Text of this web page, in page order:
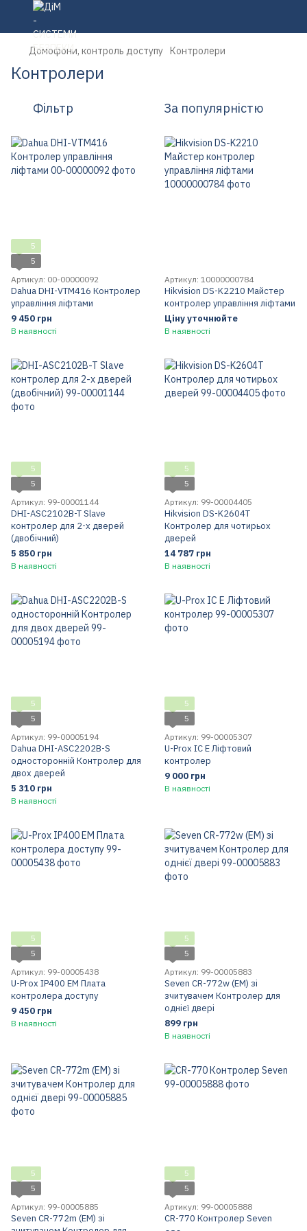
Домофони, контроль доступу Контролери
Контролери
Фільтр За популярністю
5
5
Артикул: 00-00000092
Dahua DHI-VTM416 Контролер
управління ліфтами
9 450 грн
В наявності
Артикул: 10000000784
Hikvision DS-K2210 Майстер
контролер управління ліфтами
Ціну уточнюйте
В наявності
5
5
Артикул: 99-00001144
DHI-ASC2102B-T Slave
контролер для 2-x дверей
(двобічний)
5 850 грн
В наявності
5
5
Артикул: 99-00004405
Hikvision DS-K2604T
Контролер для чотирьох
дверей
14 787 грн
В наявності
5
5
Артикул: 99-00005194
Dahua DHI-ASC2202B-S
односторонній Контролер для
двох дверей
5 310 грн
В наявності
5
5
Артикул: 99-00005307
U-Prox IC E Ліфтовий
контролер
9 000 грн
В наявності
5
5
Артикул: 99-00005438
U-Prox IP400 EM Плата
контролера доступу
9 450 грн
В наявності
5
5
Артикул: 99-00005883
Seven CR-772w (EM) зі
зчитувачем Контролер для
однієї двері
899 грн
В наявності
5
5
Артикул: 99-00005885
Seven CR-772m (EM) зі
5
5
Артикул: 99-00005888
CR-770 Контролер Seven